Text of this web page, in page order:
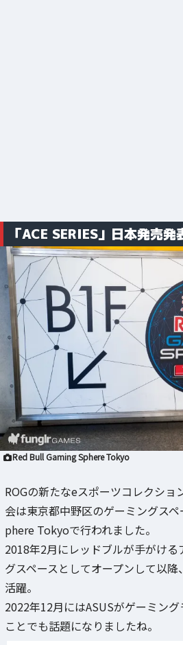
「ACE SERIES」日本発売発
Red Bull Gaming Sphere Tokyo
ROGの新たなeスポーツコレクショ
会は東京都中野区のゲーミングス
phere Tokyoで行われました。
2018年2月にレッドブルが手がけ
グスペースとしてオープンして以
活躍。
2022年12月にはASUSがゲーミン
ことでも話題になりましたね。